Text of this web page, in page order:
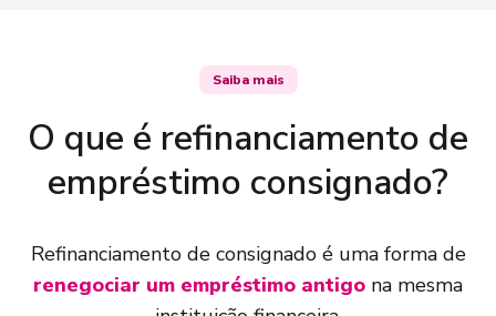
Saiba mais
O que é refinanciamento de
empréstimo consignado?
Refinanciamento de consignado é uma forma de
renegociar um empréstimo antigo na mesma